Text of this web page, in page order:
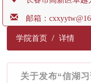
邮箱：
学院首页 详情
关于发布“信湖